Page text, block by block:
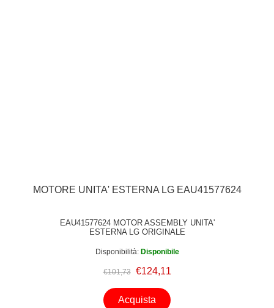
MOTORE UNITA' ESTERNA LG EAU41577624
EAU41577624 MOTOR ASSEMBLY UNITA'
ESTERNA LG ORIGINALE
Disponibilità: Disponibile
€101,73 €124,11
Acquista